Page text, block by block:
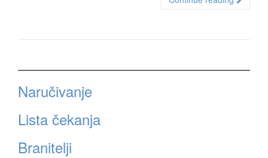
Naručivanje
Lista čekanja
Branitelji